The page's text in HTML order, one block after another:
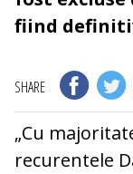
fiind
SHARE
„Cu
recurentele